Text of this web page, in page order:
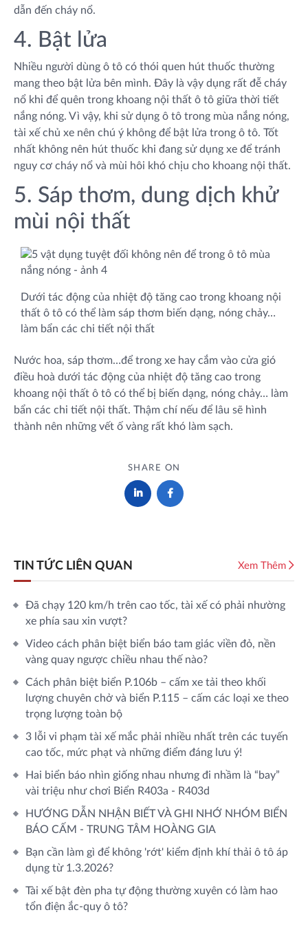
dẫn đến cháy nổ.
4. Bật lửa
Nhiều người dùng ô tô có thói quen hút thuốc thường
mang theo bật lửa bên mình. Đây là vậy dụng rất đễ cháy
nổ khi để quên trong khoang nội thất ô tô giữa thời tiết
nắng nóng. Vì vậy, khi sử dụng ô tô trong mùa nắng nóng,
tài xế chủ xe nên chú ý không để bật lửa trong ô tô. Tốt
nhất không nên hút thuốc khi đang sử dụng xe để tránh
nguy cơ cháy nổ và mùi hôi khó chịu cho khoang nội thất.
5. Sáp thơm, dung dịch khử
mùi nội thất
Dưới tác động của nhiệt độ tăng cao trong khoang nội
thất ô tô có thể làm sáp thơm biến dạng, nóng chảy…
làm bẩn các chi tiết nội thất
Nước hoa, sáp thơm…để trong xe hay cắm vào cửa gió
điều hoà dưới tác động của nhiệt độ tăng cao trong
khoang nội thất ô tô có thể bị biến dạng, nóng chảy… làm
bẩn các chi tiết nội thất. Thậm chí nếu để lâu sẽ hình
thành nên những vết ố vàng rất khó làm sạch.
SHARE ON
TIN TỨC LIÊN QUAN Xem Thêm
Đã chạy 120 km/h trên cao tốc, tài xế có phải nhường
xe phía sau xin vượt?
Video cách phân biệt biển báo tam giác viền đỏ, nền
vàng quay ngược chiều nhau thế nào?
Cách phân biệt biển P.106b – cấm xe tải theo khối
lượng chuyên chở và biển P.115 – cấm các loại xe theo
trọng lượng toàn bộ
3 lỗi vi phạm tài xế mắc phải nhiều nhất trên các tuyến
cao tốc, mức phạt và những điểm đáng lưu ý!
Hai biển báo nhìn giống nhau nhưng đi nhầm là “bay”
vài triệu như chơi Biển R403a - R403d
HƯỚNG DẪN NHẬN BIẾT VÀ GHI NHỚ NHÓM BIỂN
BÁO CẤM - TRUNG TÂM HOÀNG GIA
Bạn cần làm gì để không 'rớt' kiểm định khí thải ô tô áp
dụng từ 1.3.2026?
Tài xế bật đèn pha tự động thường xuyên có làm hao
tổn điện ắc-quy ô tô?